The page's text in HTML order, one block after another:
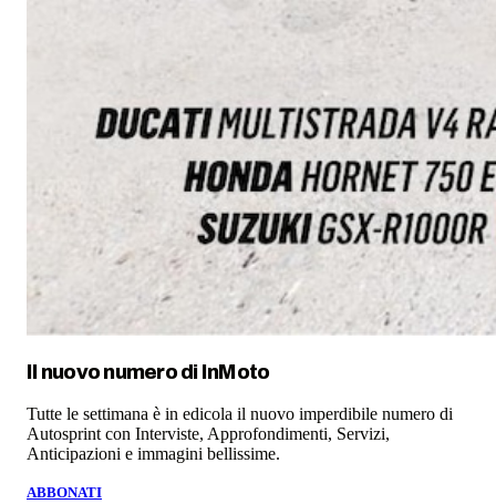
Il nuovo numero di InMoto
Tutte le settimana è in edicola il nuovo imperdibile numero di
Autosprint con Interviste, Approfondimenti, Servizi,
Anticipazioni e immagini bellissime.
ABBONATI